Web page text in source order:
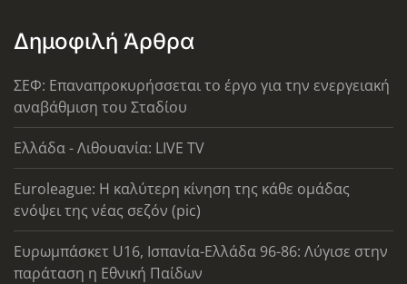
Δημοφιλή Άρθρα
ΣΕΦ: Επαναπροκυρήσσεται το έργο για την ενεργειακή
αναβάθμιση του Σταδίου
Ελλάδα - Λιθουανία: LIVE TV
Euroleague: Η καλύτερη κίνηση της κάθε ομάδας
ενόψει της νέας σεζόν (pic)
Ευρωμπάσκετ U16, Ισπανία-Ελλάδα 96-86: Λύγισε στην
παράταση η Εθνική Παίδων